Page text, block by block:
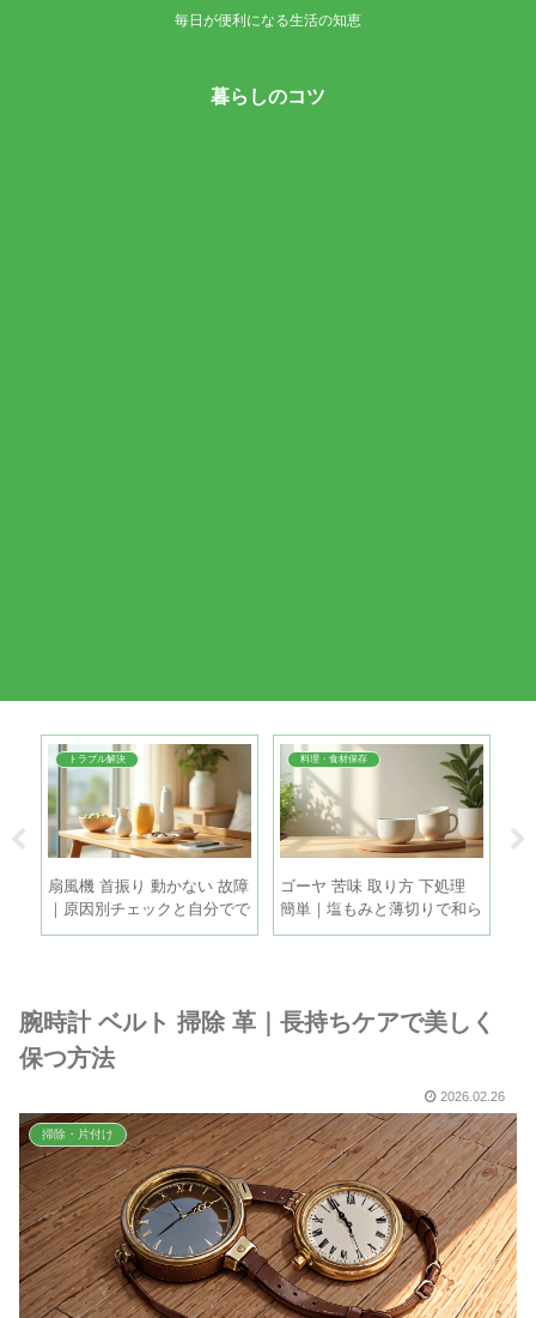
毎日が便利になる生活の知恵
暮らしのコツ
トラブル解決
扇風機 首振り 動かない 故障
｜原因別チェックと自分でで
きる直し方
料理・食材保存
ゴーヤ 苦味 取り方 下処理
簡単｜塩もみと薄切りで和ら
げる手順
腕時計 ベルト 掃除 革｜長持ちケアで美しく
保つ方法
2026.02.26
掃除・片付け